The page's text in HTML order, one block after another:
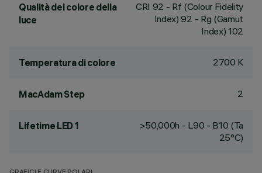
Qualità del colore della
luce
CRI 92 - Rf (Colour Fidelity
Index) 92 - Rg (Gamut
Index) 102
Temperatura di colore 2700 K
MacAdam Step 2
Lifetime LED 1
>50,000h - L90 - B10 (Ta
25°C)